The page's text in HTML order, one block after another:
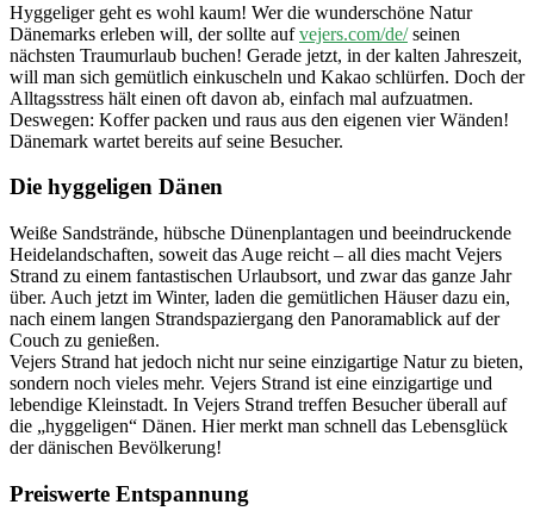
Hyggeliger geht es wohl kaum! Wer die wunderschöne Natur
Dänemarks erleben will, der sollte aufvejers.com/de/seinen
nächsten Traumurlaub buchen! Gerade jetzt, in der kalten Jahreszeit,
will man sich gemütlich einkuscheln und Kakao schlürfen. Doch der
Alltagsstress hält einen oft davon ab, einfach mal aufzuatmen.
Deswegen: Koffer packen und raus aus den eigenen vier Wänden!
Dänemark wartet bereits auf seine Besucher.
Die hyggeligen Dänen
Weiße Sandstrände, hübsche Dünenplantagen und beeindruckende
Heidelandschaften, soweit das Auge reicht – all dies macht Vejers
Strand zu einem fantastischen Urlaubsort, und zwar das ganze Jahr
über. Auch jetzt im Winter, laden die gemütlichen Häuser dazu ein,
nach einem langen Strandspaziergang den Panoramablick auf der
Couch zu genießen.
Vejers Strand hat jedoch nicht nur seine einzigartige Natur zu bieten,
sondern noch vieles mehr. Vejers Strand ist eine einzigartige und
lebendige Kleinstadt. In Vejers Strand treffen Besucher überall auf
die „hyggeligen“ Dänen. Hier merkt man schnell das Lebensglück
der dänischen Bevölkerung!
Preiswerte Entspannung